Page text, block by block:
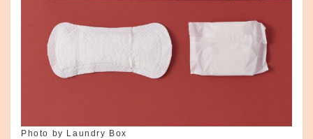
Photo by Laundry Box